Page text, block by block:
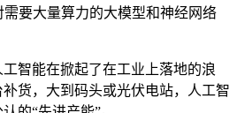
要大量算力的大模型和神经网络
能在掀起了在工业上落地的浪
货，大到码头或光伏电站，人工智